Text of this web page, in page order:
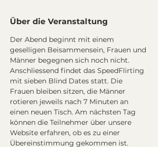
Über die Veranstaltung
Der Abend beginnt mit einem
geselligen Beisammensein, Frauen und
Männer begegnen sich noch nicht.
Anschliessend findet das SpeedFlirting
mit sieben Blind Dates statt. Die
Frauen bleiben sitzen, die Männer
rotieren jeweils nach 7 Minuten an
einen neuen Tisch. Am nächsten Tag
können die Teilnehmer über unsere
Website erfahren, ob es zu einer